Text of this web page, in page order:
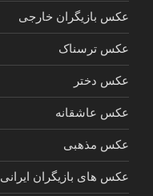
عکس بازیگران خارجی
عکس ترسناک
عکس دختر
عکس عاشقانه
عکس مذهبی
عکس های بازیگران ایرانی